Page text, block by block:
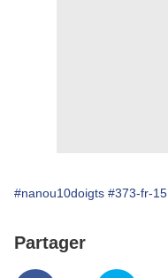
#nanou10doigts #373-fr-15
Partager